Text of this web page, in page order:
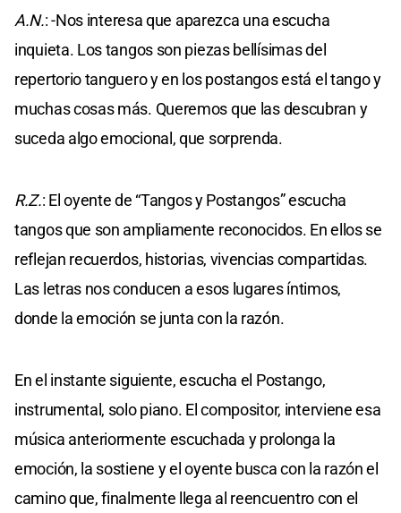
A.N.: -Nos interesa que aparezca una escucha
inquieta. Los tangos son piezas bellísimas del
repertorio tanguero y en los postangos está el tango y
muchas cosas más. Queremos que las descubran y
suceda algo emocional, que sorprenda.
R.Z.: El oyente de “Tangos y Postangos” escucha
tangos que son ampliamente reconocidos. En ellos se
reflejan recuerdos, historias, vivencias compartidas.
Las letras nos conducen a esos lugares íntimos,
donde la emoción se junta con la razón.
En el instante siguiente, escucha el Postango,
instrumental, solo piano. El compositor, interviene esa
música anteriormente escuchada y prolonga la
emoción, la sostiene y el oyente busca con la razón el
camino que, finalmente llega al reencuentro con el